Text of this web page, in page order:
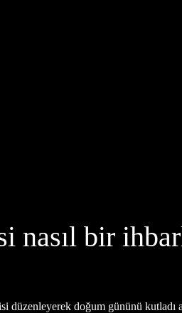
nasıl bir
doğum gününü